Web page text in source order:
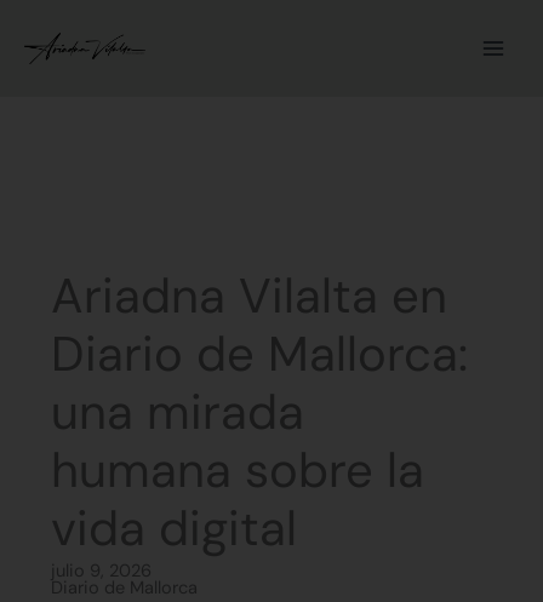
contenido
Ariadna Vilalta en
Diario de Mallorca:
una mirada
humana sobre la
vida digital
julio 9, 2026
Diario de Mallorca